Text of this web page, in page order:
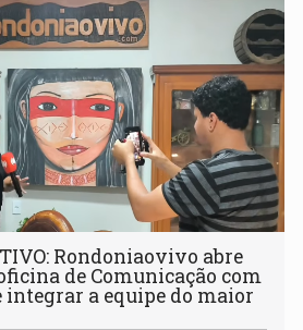
Rondoniaovivo abre
de Comunicação com
integrar a equipe do maior